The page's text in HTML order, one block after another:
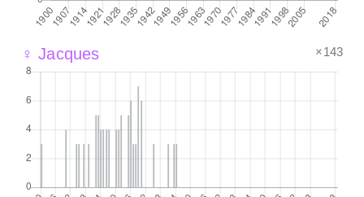
♀ Jacques ×143